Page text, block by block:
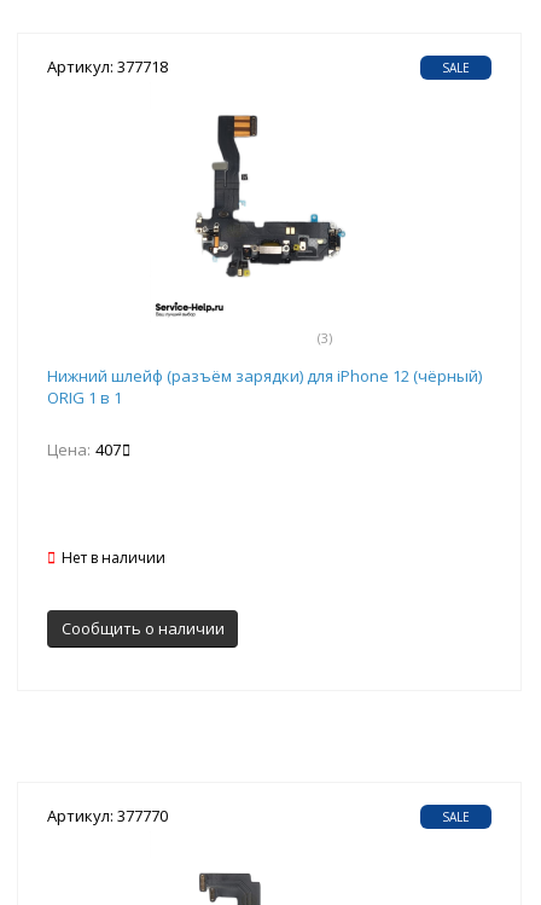
Артикул: 377718
(3)
SALE
Нижний шлейф (разъём зарядки) для iPhone 12 (чёрный)
ORIG 1 в 1
Цена: 407
Нет в наличии
Сообщить о наличии
Артикул: 377770 SALE